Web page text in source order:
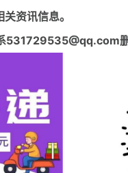
资讯信息。
531729535@qq.com删